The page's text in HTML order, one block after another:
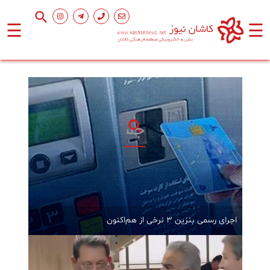
☰ ☰
اصلی
فرهنگ
ورزشی
زیست
اجرای رسمی بنزین ۳ نرخی از هم‌اکنون